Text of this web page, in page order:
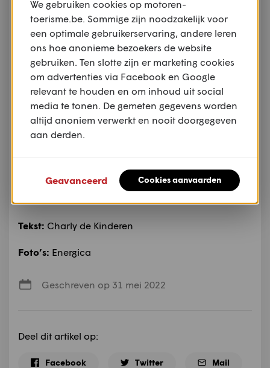
www.energicamotor.com/nl/modellen/energica-
Tekst: Charly de Kinderen
Foto’s: Energica
Geschreven op 31 mei 2022
Deel dit artikel op:
Facebook Twitter Mail
We gebruiken cookies op motoren-
toerisme.be. Sommige zijn noodzakelijk voor
een optimale gebruikerservaring, andere leren
ons hoe anonieme bezoekers de website
gebruiken. Ten slotte zijn er marketing cookies
om advertenties via Facebook en Google
relevant te houden en om inhoud uit social
media te tonen. De gemeten gegevens worden
altijd anoniem verwerkt en nooit doorgegeven
aan derden.
Geavanceerd Cookies aanvaarden